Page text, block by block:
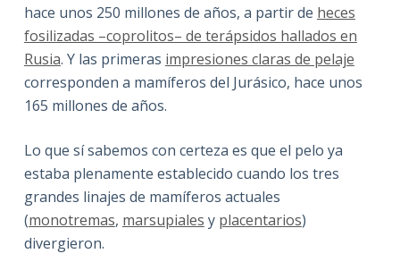
hace unos 250 millones de años, a partir de heces
fosilizadas –coprolitos– de terápsidos hallados en
Rusia. Y las primeras impresiones claras de pelaje
corresponden a mamíferos del Jurásico, hace unos
165 millones de años.
Lo que sí sabemos con certeza es que el pelo ya
estaba plenamente establecido cuando los tres
grandes linajes de mamíferos actuales
(monotremas, marsupiales y placentarios)
divergieron.